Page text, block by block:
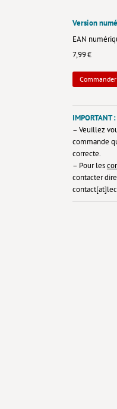
Version
EAN
7,99 €
IMPORTANT :
– Veuillez
commande
correcte.
– Pour les
contacter